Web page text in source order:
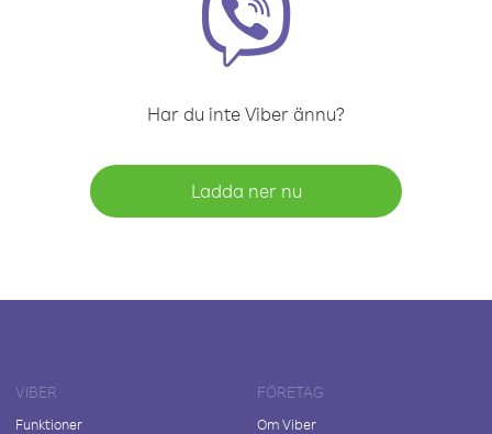
Har du inte Viber ännu?
Ladda ner nu
VIBER
Funktioner
FÖRETAG
Om Viber